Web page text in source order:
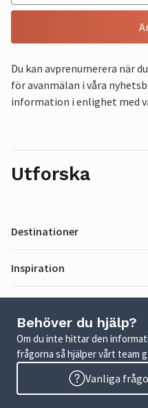
Du kan avprenumerera när
för avanmälan i våra
information i enlighet med
Utforska
Destinationer
Inspiration
Behöver du hjälp?
Om du inte hittar den
frågorna så hjälper vårt team
Vanliga